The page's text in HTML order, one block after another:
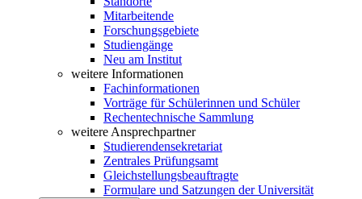
Mitarbeitende
Forschungsgebiete
Studiengänge
Neu am Institut
weitere Informationen
Fachinformationen
Vorträge für Schülerinnen und Schüler
Rechentechnische Sammlung
weitere Ansprechpartner
Studierendensekretariat
Zentrales Prüfungsamt
Gleichstellungsbeauftragte
Formulare und Satzungen der Universität